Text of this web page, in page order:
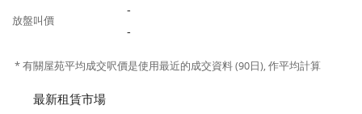
放盤叫價
-
-
* 有關屋苑平均成交呎價是使用最近的成交資料 (90日), 作平均計算
最新租賃市場